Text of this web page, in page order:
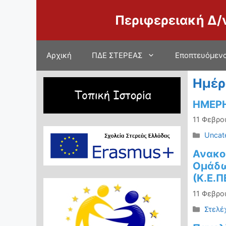
Περιφερειακή
Αρχική ΠΔΕ ΣΤΕΡΕΑΣ
11
11